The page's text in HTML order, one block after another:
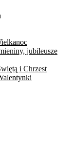
jubileusze
i Chrzest